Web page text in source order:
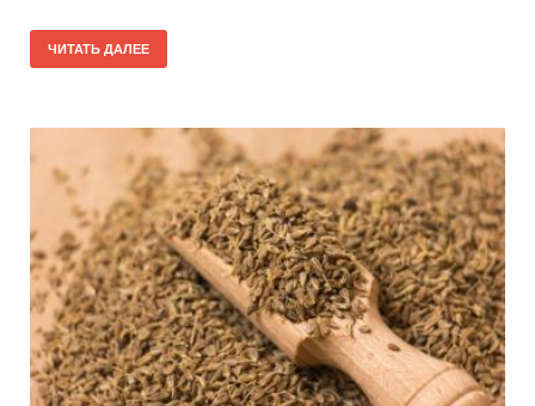
ЧИТАТЬ ДАЛЕЕ